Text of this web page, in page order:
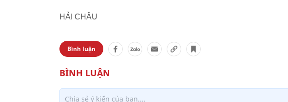
HẢI CHÂU
Bình luận